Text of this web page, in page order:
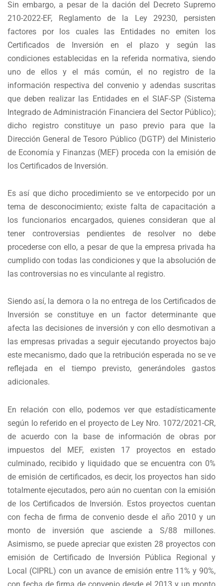
Sin embargo, a pesar de la dación del Decreto Supremo
210-2022-EF, Reglamento de la Ley 29230, persisten
factores por los cuales las Entidades no emiten los
Certificados de Inversión en el plazo y según las
condiciones establecidas en la referida normativa, siendo
uno de ellos y el más común, el no registro de la
información respectiva del convenio y adendas suscritas
que deben realizar las Entidades en el SIAF-SP (Sistema
Integrado de Administración Financiera del Sector Público);
dicho registro constituye un paso previo para que la
Dirección General de Tesoro Público (DGTP) del Ministerio
de Economía y Finanzas (MEF) proceda con la emisión de
los Certificados de Inversión.
Es así que dicho procedimiento se ve entorpecido por un
tema de desconocimiento; existe falta de capacitación a
los funcionarios encargados, quienes consideran que al
tener controversias pendientes de resolver no debe
procederse con ello, a pesar de que la empresa privada ha
cumplido con todas las condiciones y que la absolución de
las controversias no es vinculante al registro.
Siendo así, la demora o la no entrega de los Certificados de
Inversión se constituye en un factor determinante que
afecta las decisiones de inversión y con ello desmotivan a
las empresas privadas a seguir ejecutando proyectos bajo
este mecanismo, dado que la retribución esperada no se ve
reflejada en el tiempo previsto, generándoles gastos
adicionales.
En relación con ello, podemos ver que estadísticamente
según lo referido en el proyecto de Ley Nro. 1072/2021-CR,
de acuerdo con la base de información de obras por
impuestos del MEF, existen 17 proyectos en estado
culminado, recibido y liquidado que se encuentra con 0%
de emisión de certificados, es decir, los proyectos han sido
totalmente ejecutados, pero aún no cuentan con la emisión
de los Certificados de Inversión. Estos proyectos cuentan
con fecha de firma de convenio desde el año 2010 y un
monto de inversión que asciende a S/88 millones.
Asimismo, se puede apreciar que existen 28 proyectos con
emisión de Certificado de Inversión Pública Regional y
Local (CIPRL) con un avance de emisión entre 11% y 90%,